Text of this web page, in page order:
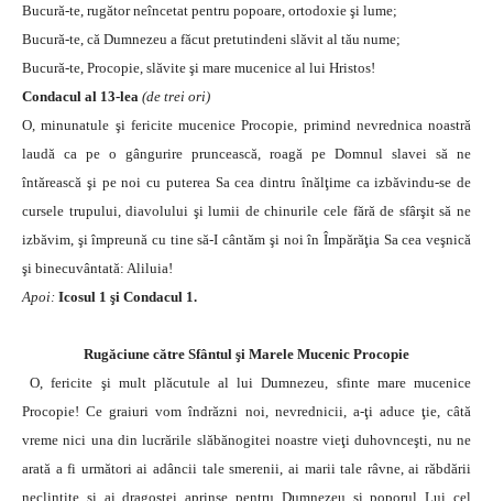
Bucură-te, rugător neîncetat pentru popoare, ortodoxie şi lume;
Bucură-te, că Dumnezeu a făcut pretutindeni slăvit al tău nume;
Bucură-te, Procopie, slăvite şi mare mucenice al lui Hristos!
Condacul al 13-lea (de trei ori)
O, minunatule şi fericite mucenice Procopie, primind nevrednica noastră
laudă ca pe o gângurire pruncească, roagă pe Domnul slavei să ne
întărească şi pe noi cu puterea Sa cea dintru înălţime ca izbăvindu-se de
cursele trupului, diavolului şi lumii de chinurile cele fără de sfârşit să ne
izbăvim, şi împreună cu tine să-I cântăm şi noi în Împărăţia Sa cea veşnică
şi binecuvântată: Aliluia!
Apoi: Icosul 1 şi Condacul 1.
Rugăciune către Sfântul şi Marele Mucenic Procopie
O, fericite şi mult plăcutule al lui Dumnezeu, sfinte mare mucenice
Procopie! Ce graiuri vom îndrăzni noi, nevrednicii, a-ţi aduce ţie, câtă
vreme nici una din lucrările slăbănogitei noastre vieţi duhovnceşti, nu ne
arată a fi următori ai adâncii tale smerenii, ai marii tale râvne, ai răbdării
neclintite şi ai dragostei aprinse pentru Dumnezeu şi poporul Lui cel